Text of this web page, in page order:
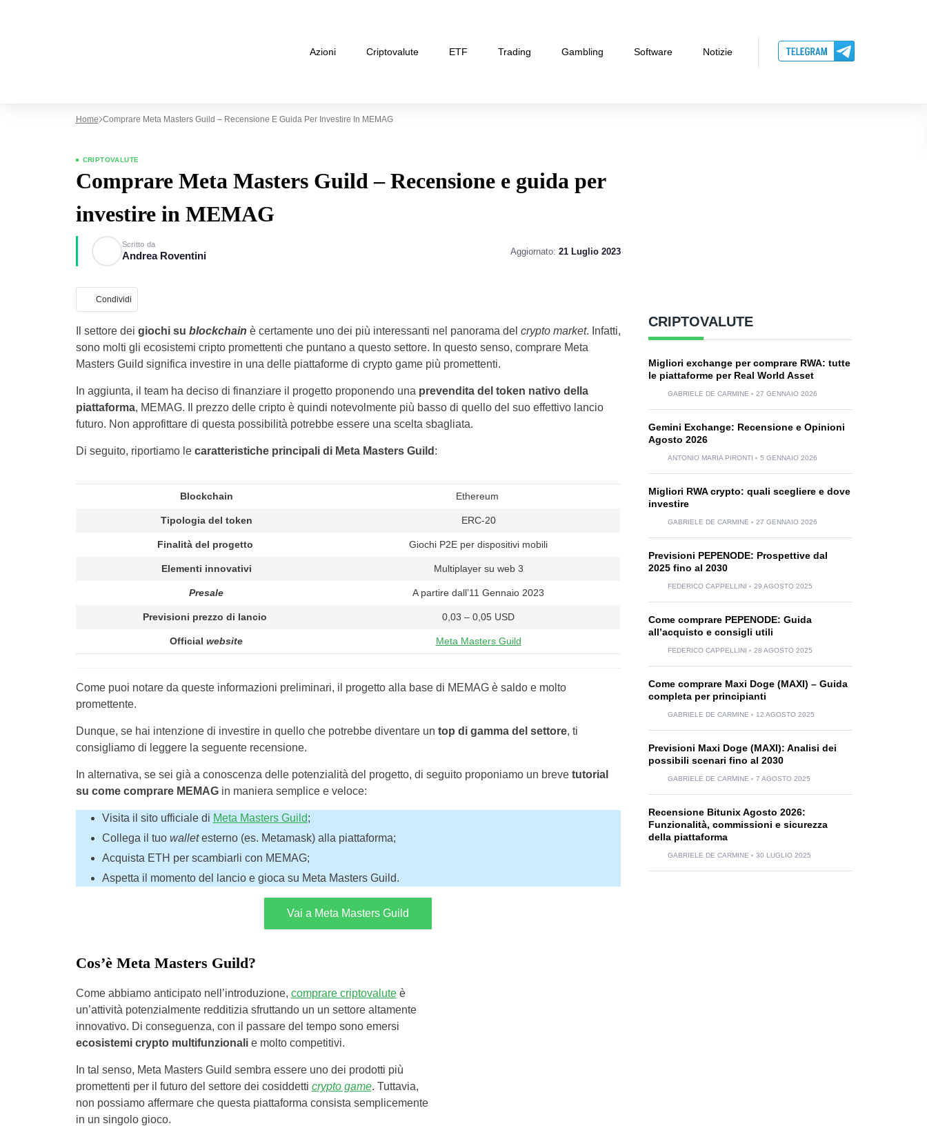
Azioni Criptovalute ETF Trading Gambling Software Notizie
Home Comprare Meta Masters Guild – Recensione E Guida Per Investire In MEMAG
CRIPTOVALUTE
Comprare Meta Masters Guild – Recensione e guida per
investire in MEMAG
Scritto da
Andrea Roventini Aggiornato: 21 Luglio 2023
Condividi
Il settore dei giochi su blockchain è certamente uno dei più interessanti nel panorama del crypto market. Infatti,
sono molti gli ecosistemi cripto promettenti che puntano a questo settore. In questo senso, comprare Meta
Masters Guild significa investire in una delle piattaforme di crypto game più promettenti.
In aggiunta, il team ha deciso di finanziare il progetto proponendo una prevendita del token nativo della
piattaforma, MEMAG. Il prezzo delle cripto è quindi notevolmente più basso di quello del suo effettivo lancio
futuro. Non approfittare di questa possibilità potrebbe essere una scelta sbagliata.
Di seguito, riportiamo le caratteristiche principali di Meta Masters Guild :
Blockchain Ethereum
Tipologia del token ERC-20
Finalità del progetto Giochi P2E per dispositivi mobili
Elementi innovativi Multiplayer su web 3
Presale A partire dall’11 Gennaio 2023
Previsioni prezzo di lancio 0,03 – 0,05 USD
Official website Meta Masters Guild
Come puoi notare da queste informazioni preliminari, il progetto alla base di MEMAG è saldo e molto
promettente.
Dunque, se hai intenzione di investire in quello che potrebbe diventare un top di gamma del settore, ti
consigliamo di leggere la seguente recensione.
In alternativa, se sei già a conoscenza delle potenzialità del progetto, di seguito proponiamo un breve tutorial
su come comprare MEMAGin maniera semplice e veloce:
Visita il sito ufficiale di Meta Masters Guild;
Collega il tuo walletesterno (es. Metamask) alla piattaforma;
Acquista ETH per scambiarli con MEMAG;
Aspetta il momento del lancio e gioca su Meta Masters Guild.
Vai a Meta Masters Guild
Cos’è Meta Masters Guild?
Come abbiamo anticipato nell’introduzione, comprare criptovaluteè
un’attività potenzialmente redditizia sfruttando un un settore altamente
innovativo. Di conseguenza, con il passare del tempo sono emersi
ecosistemi crypto multifunzionalie molto competitivi.
In tal senso, Meta Masters Guild sembra essere uno dei prodotti più
promettenti per il futuro del settore dei cosiddetti crypto game. Tuttavia,
non possiamo affermare che questa piattaforma consista semplicemente
in un singolo gioco.
CRIPTOVALUTE
Migliori exchange per comprare RWA: tutte
le piattaforme per Real World Asset
GABRIELE DE CARMINE 27 GENNAIO 2026
Gemini Exchange: Recensione e Opinioni
Agosto 2026
ANTONIO MARIA PIRONTI 5 GENNAIO 2026
Migliori RWA crypto: quali scegliere e dove
investire
GABRIELE DE CARMINE 27 GENNAIO 2026
Previsioni PEPENODE: Prospettive dal
2025 fino al 2030
FEDERICO CAPPELLINI 29 AGOSTO 2025
Come comprare PEPENODE: Guida
all’acquisto e consigli utili
FEDERICO CAPPELLINI 28 AGOSTO 2025
Come comprare Maxi Doge (MAXI) – Guida
completa per principianti
GABRIELE DE CARMINE 12 AGOSTO 2025
Previsioni Maxi Doge (MAXI): Analisi dei
possibili scenari fino al 2030
GABRIELE DE CARMINE 7 AGOSTO 2025
Recensione Bitunix Agosto 2026:
Funzionalità, commissioni e sicurezza
della piattaforma
GABRIELE DE CARMINE 30 LUGLIO 2025